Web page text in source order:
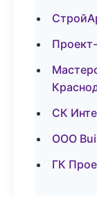
СК
ООО
ГК